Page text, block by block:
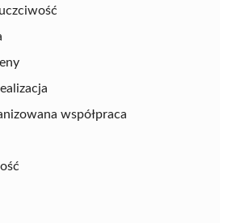
współpraca